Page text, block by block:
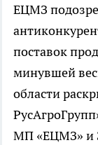
ЕЦМЗ
поставок
минувшей
области
МП «ЕЦМЗ» и